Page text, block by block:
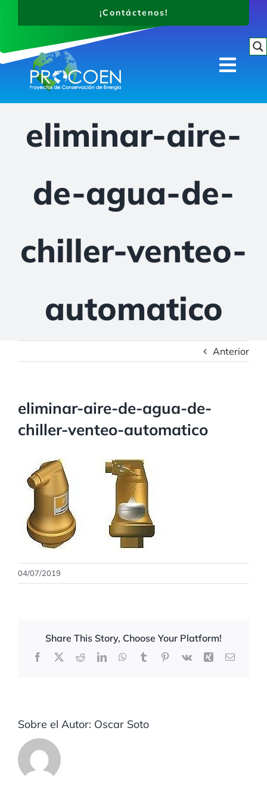
¡Contáctenos!
Proyectos
Contáctenos
eliminar-aire-
de-agua-de-
chiller-venteo-
automatico
Anterior
eliminar-aire-de-agua-de-
chiller-venteo-automatico
04/07/2019
Share This Story, Choose Your Platform!
Facebook
X RedditLinkedInWhatsApp
TumblrPinterest
Vk Xing Correo
Sobre el Autor: Oscar Soto